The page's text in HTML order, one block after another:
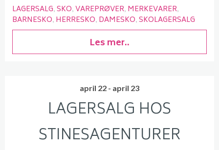
LAGERSALG SKO VAREPRØVER MERKEVARER
BARNESKO HERRESKO DAMESKO SKOLAGERSALG
Les mer..
april 22 - april 23
LAGERSALG HOS
STINESAGENTURER